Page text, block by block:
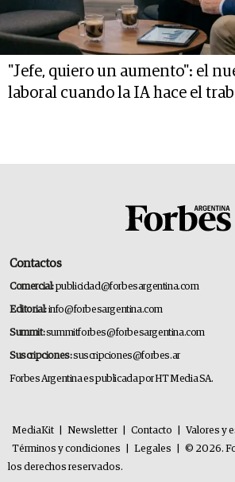
"Jefe, quiero un aumento": el
laboral cuando la IA hace el
Contactos
Comercial:publicidad@forbesargentina.com
Editorial:info@forbesargentina.com
Summit:summitforbes@forbesargentina.com
Suscripciones:suscripciones@forbes.ar
Forbes Argentina es publicada por HT Media SA.
MediaKit Newsletter Contacto Valores y
Términos y condiciones
Legales
© 2026.
los derechos reservados.